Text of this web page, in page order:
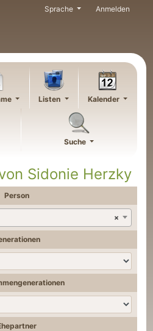
Sprache Anmelden
Listen Kalender
Suche
Sidonie Herzky
Person
×